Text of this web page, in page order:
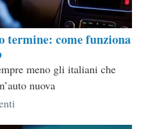
termine: come funziona
meno gli italiani che
nuova